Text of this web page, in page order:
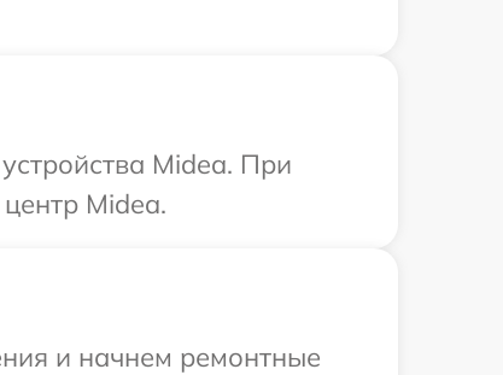
Midea. При
Midea.
и начнем ремонтные